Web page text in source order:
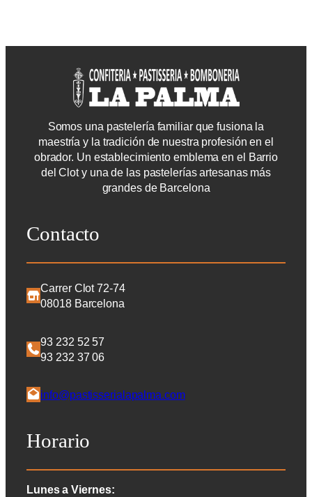
Somos una pastelería familiar que fusiona la
maestría y la tradición de nuestra profesión en el
obrador. Un establecimiento emblema en el Barrio
del Clot y una de las pastelerías artesanas más
grandes de Barcelona
Contacto
Carrer Clot 72-74
08018 Barcelona
93 232 52 57
93 232 37 06
info@pastisserialapalma.com
Horario
Lunes a Viernes: